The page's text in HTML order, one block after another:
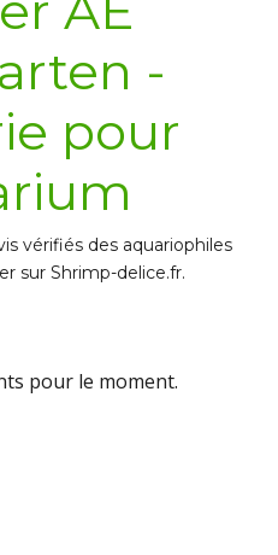
-
pour
vérifiés des aquariophiles
sur Shrimp-delice.fr.
pour le moment.